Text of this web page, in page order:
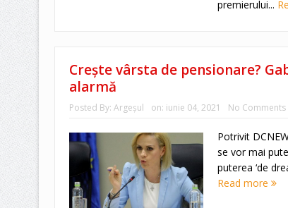
premierului...
Crește vârsta de pensionare?
alarmă
Posted By: Argeşul on: iunie 04, 2021 No Comments
Potrivit
se vor mai
puterea ‘de
Read more